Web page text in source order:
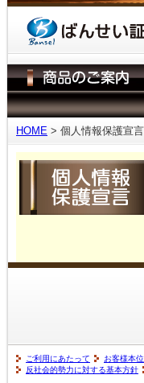
HOME > 個人情報保護宣言
ご利用にあたって お客様本
反社会的勢力に対する基本方針